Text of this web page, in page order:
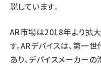
説しています。
AR市場は2018年より拡
す。ARデバイスは、第一
あり、デバイスメーカー